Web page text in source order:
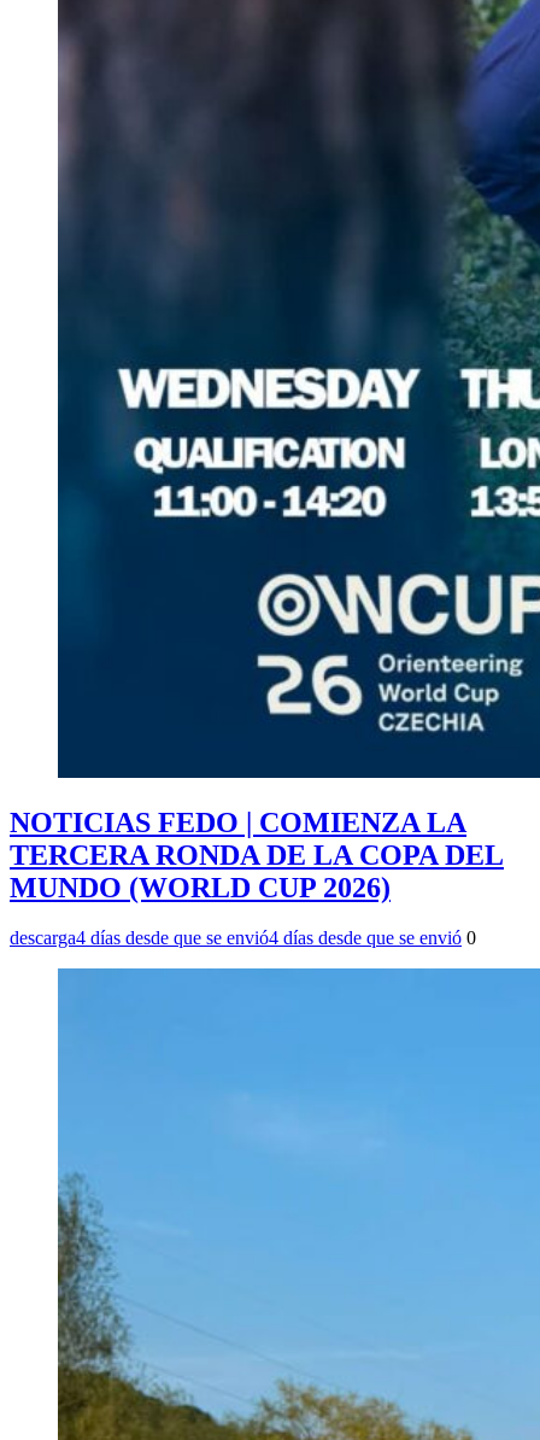
NOTICIAS FEDO | COMIENZA LA
TERCERA RONDA DE LA COPA DEL
MUNDO (WORLD CUP 2026)
descarga4 días desde que se envió4 días desde que se envió 0